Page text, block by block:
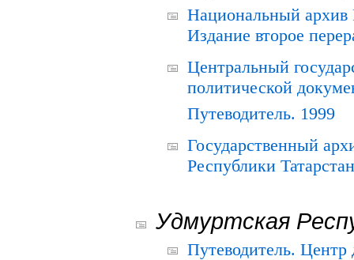
Национальный архив
Издание второе
Центральный
политической
Путеводитель. 1999
Государственный
Республики
Удмуртская
Путеводитель.